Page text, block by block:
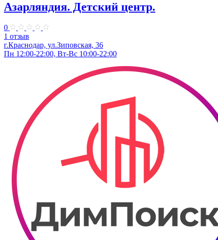
Азарляндия. ​Детский центр.
0
1 отзыв
г.Краснодар, ул.Зиповская, 36
Пн 12:00-22:00, Вт-Вс 10:00-22:00